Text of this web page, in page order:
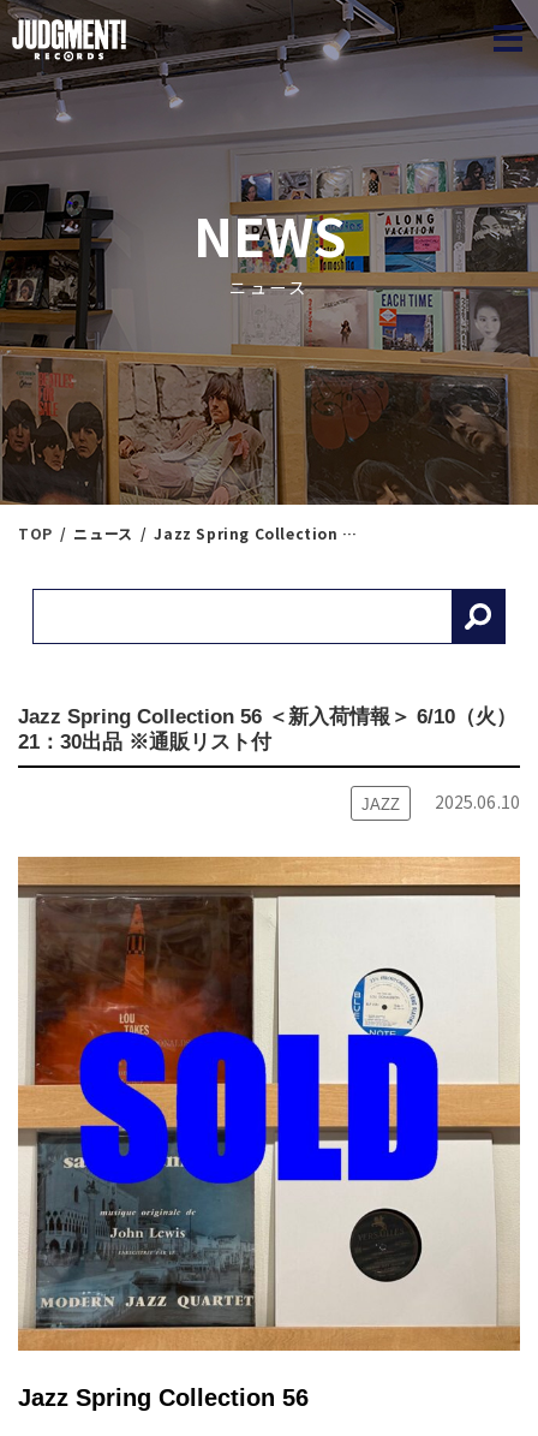
NEWS
ニュース
TOP ニュース Jazz Spring Collection 56 ＜新入荷情報＞ 6/10（火）21：30出品 ※通販リスト付
Jazz Spring Collection 56 ＜新入荷情報＞ 6/10（火）
21：30出品 ※通販リスト付
JAZZ 2025.06.10
Jazz Spring Collection 56